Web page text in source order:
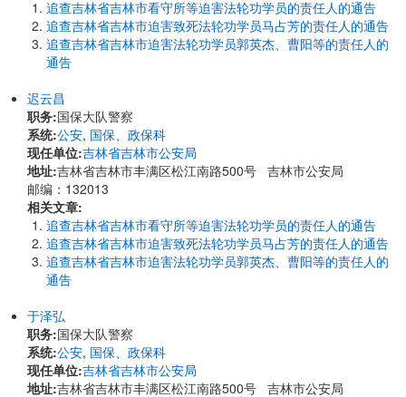
追查吉林省吉林市看守所等迫害法轮功学员的责任人的通告
追查吉林省吉林市迫害致死法轮功学员马占芳的责任人的通告
追查吉林省吉林市迫害法轮功学员郭英杰、曹阳等的责任人的
通告
迟云昌
职务:国保大队警察
系统:公安, 国保、政保科
现任单位:吉林省吉林市公安局
地址:吉林省吉林市丰满区松江南路500号 吉林市公安局
邮编：132013
相关文章:
追查吉林省吉林市看守所等迫害法轮功学员的责任人的通告
追查吉林省吉林市迫害致死法轮功学员马占芳的责任人的通告
追查吉林省吉林市迫害法轮功学员郭英杰、曹阳等的责任人的
通告
于泽弘
职务:国保大队警察
系统:公安, 国保、政保科
现任单位:吉林省吉林市公安局
地址:吉林省吉林市丰满区松江南路500号 吉林市公安局